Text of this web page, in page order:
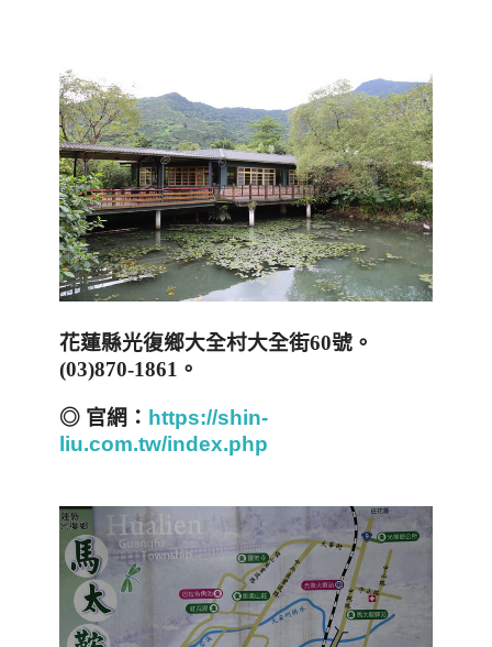
花蓮縣光復鄉大全村大全街60號。
(03)870-1861 。
◎ 官網： https://shin-
liu.com.tw/index.php